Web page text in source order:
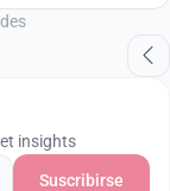
insights
Suscribirse